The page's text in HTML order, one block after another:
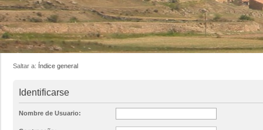
Saltar a: Índice general
Identificarse
Nombre de Usuario: